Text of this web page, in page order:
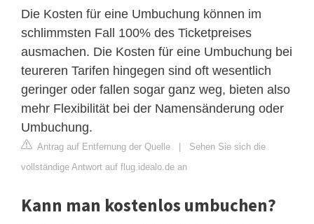
Die Kosten für eine Umbuchung können im
schlimmsten Fall 100% des Ticketpreises
ausmachen. Die Kosten für eine Umbuchung bei
teureren Tarifen hingegen sind oft wesentlich
geringer oder fallen sogar ganz weg, bieten also
mehr Flexibilität bei der Namensänderung oder
Umbuchung.
Antrag auf Entfernung der Quelle
Sehen Sie sich die
vollständige Antwort auf flug.idealo.de an
Kann man kostenlos umbuchen?